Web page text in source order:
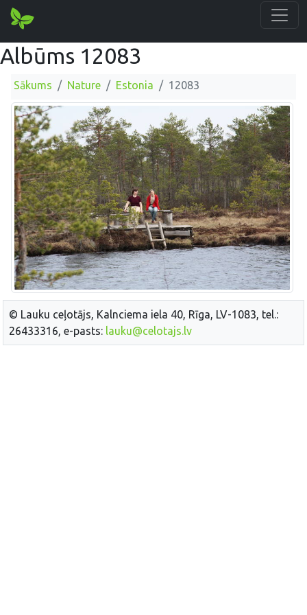
Albūms 12083
Sākums Nature Estonia 12083
© Lauku ceļotājs, Kalnciema iela 40, Rīga, LV-1083, tel.:
26433316, e-pasts: lauku@celotajs.lv